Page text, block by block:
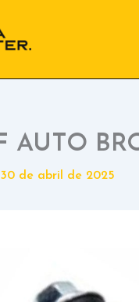
AUTO
30 de abril de 2025